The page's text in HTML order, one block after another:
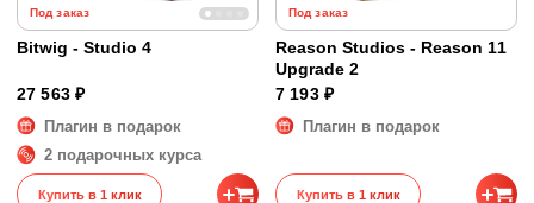
Под заказ
Bitwig - Studio 4
27 563 ₽
Плагин в подарок
2 подарочных курса
Купить в 1 клик
Под заказ
Reason Studios - Reason 11
Upgrade 2
7 193 ₽
Плагин в подарок
Купить в 1 клик